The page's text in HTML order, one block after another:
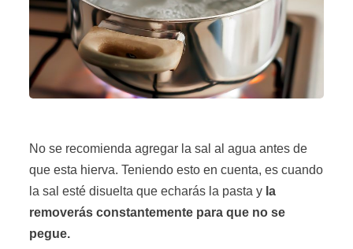
No se recomienda agregar la sal al agua antes de
que esta hierva. Teniendo esto en cuenta, es cuando
la sal esté disuelta que echarás la pasta y la
removerás constantemente para que no se
pegue.